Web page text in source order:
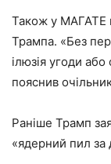
Також у МАГАТЕ
Трампа. «Без
ілюзія угоди
пояснив
Раніше Трамп
«ядерний пил